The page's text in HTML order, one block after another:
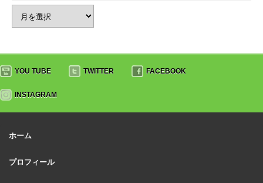
YOU TUBE TWITTER FACEBOOK
INSTAGRAM
ホーム
プロフィール